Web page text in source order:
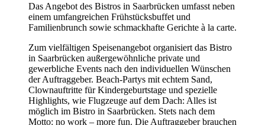
Das Angebot des Bistros in Saarbrücken umfasst neben
einem umfangreichen Frühstücksbuffet und
Familienbrunch sowie schmackhafte Gerichte à la carte.
Zum vielfältigen Speisenangebot organisiert das Bistro
in Saarbrücken außergewöhnliche private und
gewerbliche Events nach den individuellen Wünschen
der Auftraggeber. Beach-Partys mit echtem Sand,
Clownauftritte für Kindergeburtstage und spezielle
Highlights, wie Flugzeuge auf dem Dach: Alles ist
möglich im Bistro in Saarbrücken. Stets nach dem
Motto: no work – more fun. Die Auftraggeber brauchen